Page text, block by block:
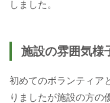
しました。
施設の雰囲気様
初めてのボランティア
りましたが施設の方の